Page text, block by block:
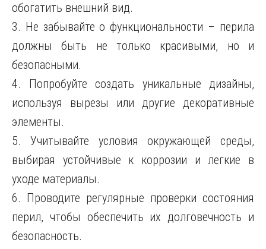
обогатить внешний вид.
3. Не забывайте о функциональности – перила
должны быть не только красивыми, но и
безопасными.
4. Попробуйте создать уникальные дизайны,
используя вырезы или другие декоративные
элементы.
5. Учитывайте условия окружающей среды,
выбирая устойчивые к коррозии и легкие в
уходе материалы.
6. Проводите регулярные проверки состояния
перил, чтобы обеспечить их долговечность и
безопасность.